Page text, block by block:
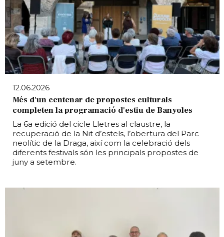
12.06.2026
Més d'un centenar de propostes culturals
completen la programació d'estiu de Banyoles
La 6a edició del cicle Lletres al claustre, la
recuperació de la Nit d’estels, l’obertura del Parc
neolític de la Draga, així com la celebració dels
diferents festivals són les principals propostes de
juny a setembre.